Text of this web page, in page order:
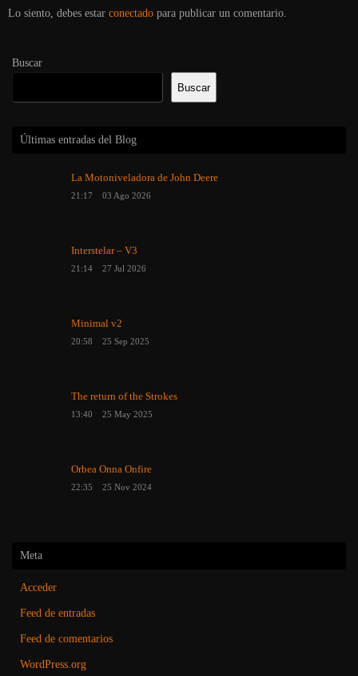
Lo siento, debes estar conectado para publicar un comentario.
Buscar
Buscar
Últimas entradas del Blog
La Motoniveladora de John Deere
21:17 03 Ago 2026
Interstelar – V3
21:14 27 Jul 2026
Minimal v2
20:58 25 Sep 2025
The return of the Strokes
13:40 25 May 2025
Orbea Onna Onfire
22:35 25 Nov 2024
Meta
Acceder
Feed de entradas
Feed de comentarios
WordPress.org